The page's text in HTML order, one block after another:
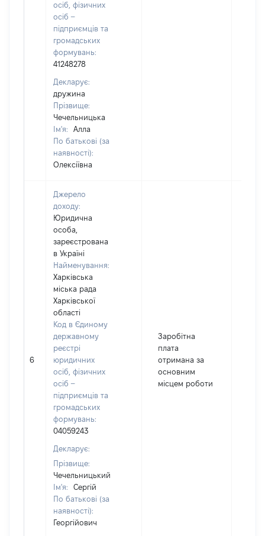
осіб, фізичних
осіб –
підприємців та
громадських
формувань:
41248278
Декларує:
дружина
Прізвище:
Чечельницька
Ім'я:
Алла
По батькові (за
наявності):
Олексіївна
6
Джерело
доходу:
Юридична
особа,
зареєстрована
в Україні
Найменування:
Харківська
міська рада
Харківської
області
Код в Єдиному
державному
реєстрі
юридичних
осіб, фізичних
осіб –
підприємців та
громадських
формувань:
04059243
Декларує:
Прізвище:
Чечельницький
Ім'я:
Сергій
По батькові (за
наявності):
Георгійович
Заробітна
плата
отримана за
основним
місцем роботи